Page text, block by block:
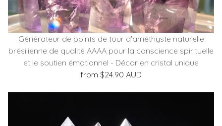
Générateur de points de tour d'améthyste naturelle
brésilienne de qualité AAAA pour la conscience spirituelle
et le soutien émotionnel - Décor en cristal unique
from $24.90 AUD